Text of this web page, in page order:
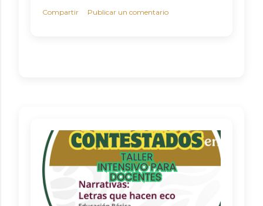
Compartir Publicar un comentario